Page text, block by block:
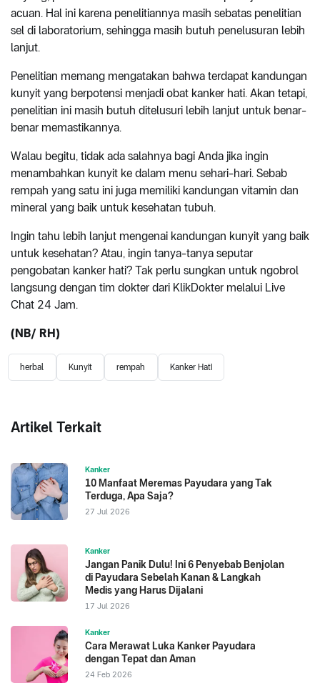
acuan. Hal ini karena penelitiannya masih sebatas penelitian
sel di laboratorium, sehingga masih butuh penelusuran lebih
lanjut.
Penelitian memang mengatakan bahwa terdapat kandungan
kunyit yang berpotensi menjadi obat kanker hati. Akan tetapi,
penelitian ini masih butuh ditelusuri lebih lanjut untuk benar-
benar memastikannya.
Walau begitu, tidak ada salahnya bagi Anda jika ingin
menambahkan kunyit ke dalam menu sehari-hari. Sebab
rempah yang satu ini juga memiliki kandungan vitamin dan
mineral yang baik untuk kesehatan tubuh.
Ingin tahu lebih lanjut mengenai kandungan kunyit yang baik
untuk kesehatan? Atau, ingin tanya-tanya seputar
pengobatan kanker hati? Tak perlu sungkan untuk ngobrol
langsung dengan tim dokter dari KlikDokter melalui Live
Chat 24 Jam.
(NB/ RH)
herbal Kunyit rempah Kanker Hati
Artikel Terkait
Kanker
10 Manfaat Meremas Payudara yang Tak
Terduga, Apa Saja?
27 Jul 2026
Kanker
Jangan Panik Dulu! Ini 6 Penyebab Benjolan
di Payudara Sebelah Kanan & Langkah
Medis yang Harus Dijalani
17 Jul 2026
Kanker
Cara Merawat Luka Kanker Payudara
dengan Tepat dan Aman
24 Feb 2026